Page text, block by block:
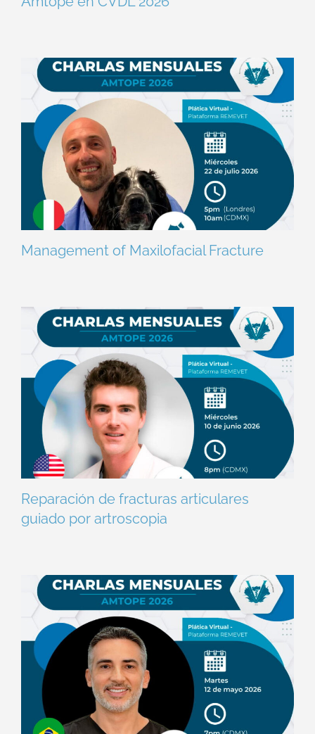
Management of Maxilofacial Fracture
Reparación de fracturas articulares
guiado por artroscopia